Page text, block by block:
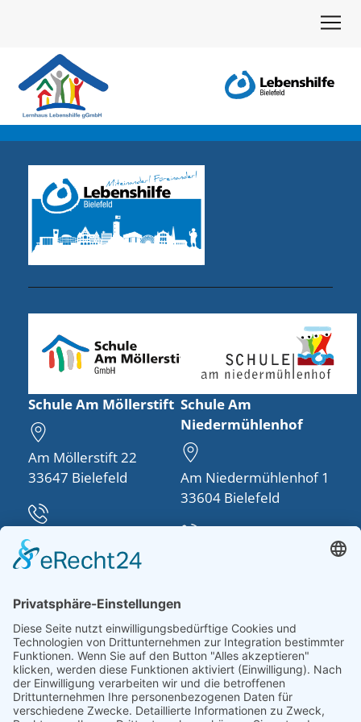
Schule Am Möllerstift
Am Möllerstift 22
33647 Bielefeld
Telefon: 0521 48950-30
info(at)schule-am-
moellerstift.de
Schule Am
Niedermühlenhof
Am Niedermühlenhof 1
33604 Bielefeld
schulleitung(at)schule-
am-
niedermuehlenhof.de